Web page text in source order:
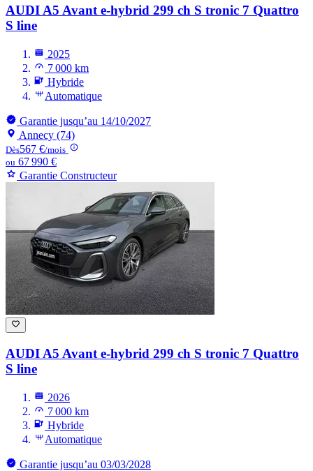
AUDI A5 Avant e-hybrid 299 ch S tronic 7 Quattro
S line
2025
7 000 km
Hybride
Automatique
Garantie jusqu’au 14/10/2027
Annecy (74)
Dès567 €/mois
ou 67 990 €
Garantie Constructeur
AUDI A5 Avant e-hybrid 299 ch S tronic 7 Quattro
S line
2026
7 000 km
Hybride
Automatique
Garantie jusqu’au 03/03/2028